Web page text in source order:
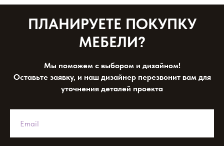
ПЛАНИРУЕТЕ ПОКУПКУ
МЕБЕЛИ?
Мы поможем с выбором и дизайном!
Оставьте заявку, и наш дизайнер перезвонит вам для
уточнения деталей проекта